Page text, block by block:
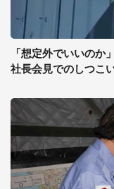
「想定外でいいのか
社長会見でのしつこ